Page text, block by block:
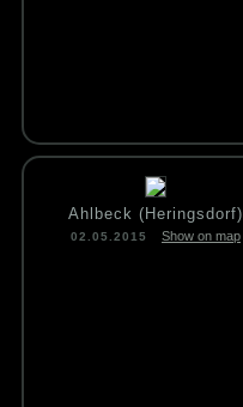
Ahlbeck (Heringsdorf)
02.05.2015 Show on map